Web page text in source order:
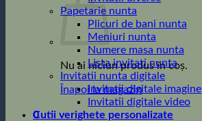
Nu ai niciun produs în coș.
Înapoi la magazin
0
Papetarie nunta
Plicuri de bani nunta
Meniuri nunta
Numere masa nunta
Lista invitati nunta
Invitatii nunta digitale
Invitatii digitale imagine
Invitatii digitale video
Cutii verighete personalizate